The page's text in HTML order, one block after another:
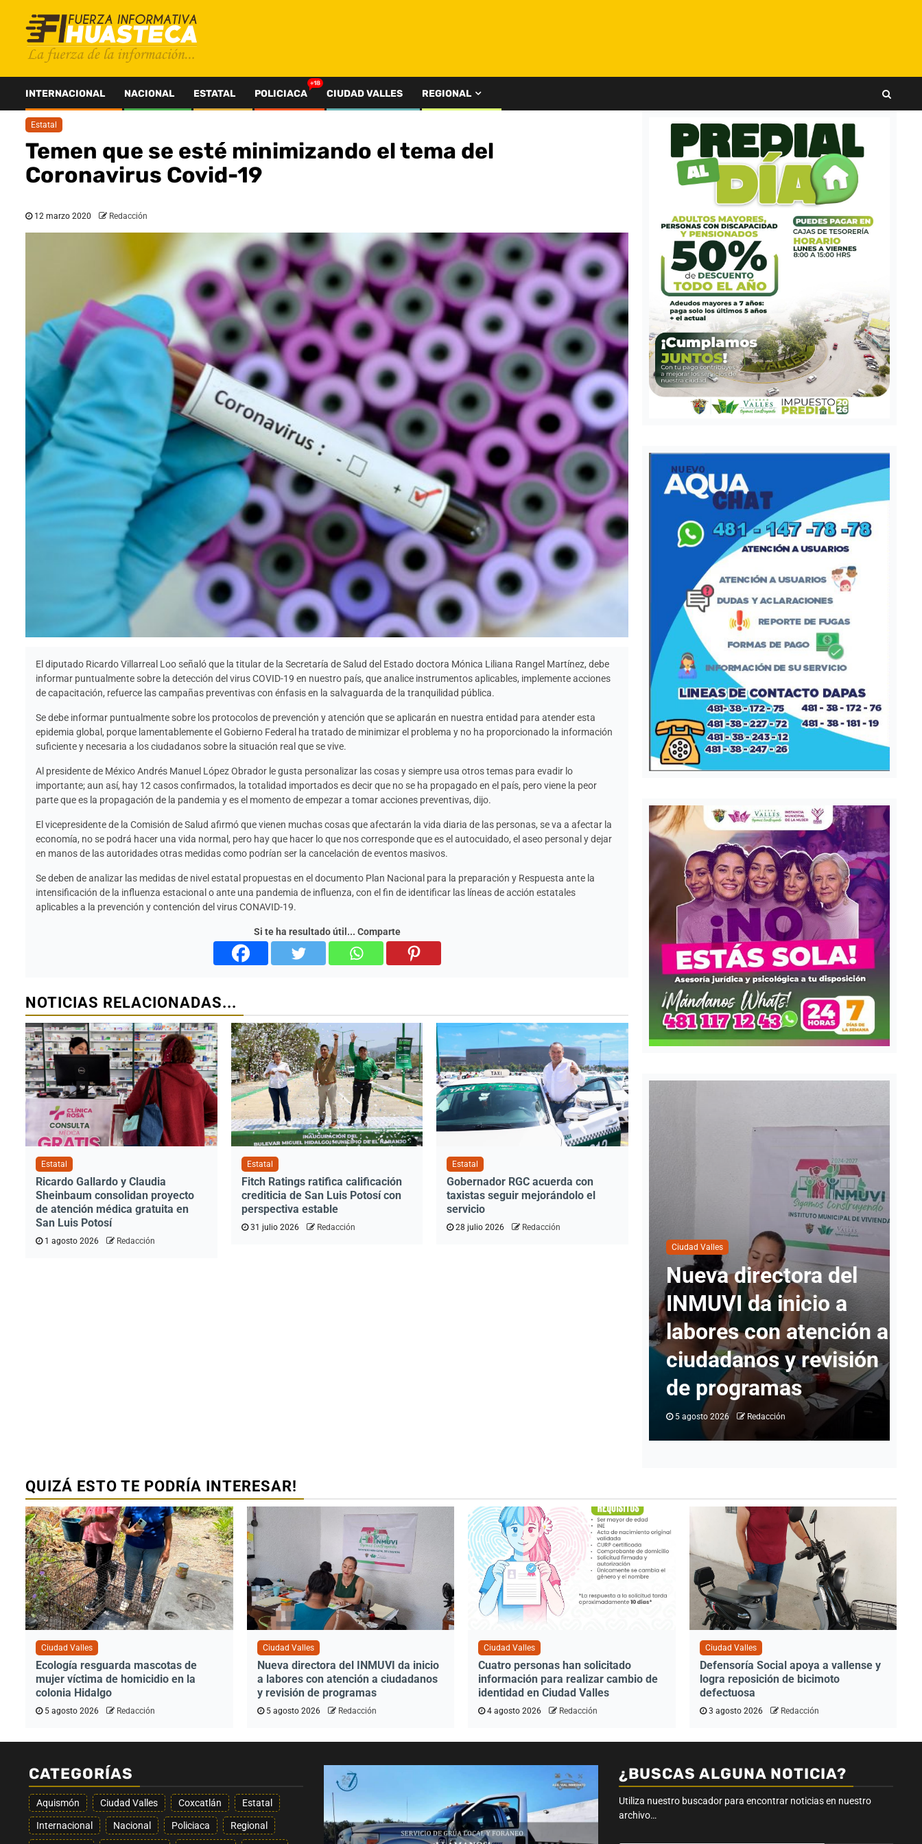
contenido
INTERNACIONAL NACIONAL ESTATAL POLICIACA
+18
CIUDAD VALLES REGIONAL
Estatal
Temen que se esté minimizando el tema del
Coronavirus Covid-19
12 marzo 2020 Redacción
El diputado Ricardo Villarreal Loo señaló que la titular de la Secretaría de Salud del Estado doctora Mónica Liliana Rangel Martínez, debe
informar puntualmente sobre la detección del virus COVID-19 en nuestro país, que analice instrumentos aplicables, implemente acciones
de capacitación, refuerce las campañas preventivas con énfasis en la salvaguarda de la tranquilidad pública.
Se debe informar puntualmente sobre los protocolos de prevención y atención que se aplicarán en nuestra entidad para atender esta
epidemia global, porque lamentablemente el Gobierno Federal ha tratado de minimizar el problema y no ha proporcionado la información
suficiente y necesaria a los ciudadanos sobre la situación real que se vive.
Al presidente de México Andrés Manuel López Obrador le gusta personalizar las cosas y siempre usa otros temas para evadir lo
importante; aun así, hay 12 casos confirmados, la totalidad importados es decir que no se ha propagado en el país, pero viene la peor
parte que es la propagación de la pandemia y es el momento de empezar a tomar acciones preventivas, dijo.
El vicepresidente de la Comisión de Salud afirmó que vienen muchas cosas que afectarán la vida diaria de las personas, se va a afectar la
economía, no se podrá hacer una vida normal, pero hay que hacer lo que nos corresponde que es el autocuidado, el aseo personal y dejar
en manos de las autoridades otras medidas como podrían ser la cancelación de eventos masivos.
Se deben de analizar las medidas de nivel estatal propuestas en el documento Plan Nacional para la preparación y Respuesta ante la
intensificación de la influenza estacional o ante una pandemia de influenza, con el fin de identificar las líneas de acción estatales
aplicables a la prevención y contención del virus CONAVID-19.
Si te ha resultado útil... Comparte
NOTICIAS RELACIONADAS...
Estatal
Ricardo Gallardo y Claudia
Sheinbaum consolidan proyecto
de atención médica gratuita en
San Luis Potosí
1 agosto 2026 Redacción
Estatal
Fitch Ratings ratifica calificación
crediticia de San Luis Potosí con
perspectiva estable
31 julio 2026 Redacción
Estatal
Gobernador RGC acuerda con
taxistas seguir mejorándolo el
servicio
28 julio 2026 Redacción
Ciudad Valles
Nueva directora del
INMUVI da inicio a
labores con atención a
ciudadanos y revisión
de programas
5 agosto 2026 Redacción
QUIZÁ ESTO TE PODRÍA INTERESAR!
Ciudad Valles
Ecología resguarda mascotas de
mujer víctima de homicidio en la
colonia Hidalgo
5 agosto 2026 Redacción
Ciudad Valles
Nueva directora del INMUVI da inicio
a labores con atención a ciudadanos
y revisión de programas
5 agosto 2026 Redacción
Ciudad Valles
Cuatro personas han solicitado
información para realizar cambio de
identidad en Ciudad Valles
4 agosto 2026 Redacción
Ciudad Valles
Defensoría Social apoya a vallense y
logra reposición de bicimoto
defectuosa
3 agosto 2026 Redacción
CATEGORÍAS
Aquismón Ciudad Valles Coxcatlán Estatal
Internacional Nacional Policiaca Regional
¿BUSCAS ALGUNA NOTICIA?
Utiliza nuestro buscador para encontrar noticias en nuestro
archivo…